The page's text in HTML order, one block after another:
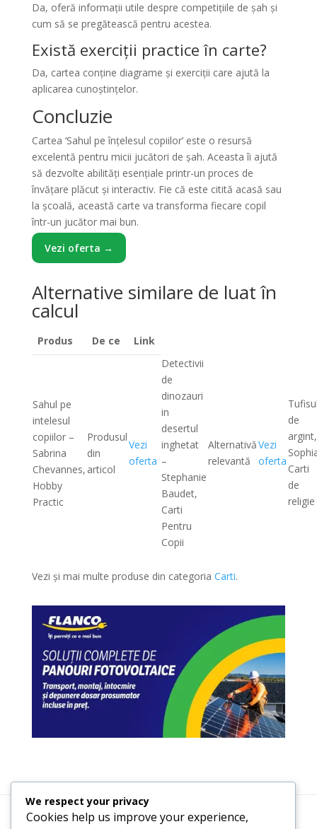
Da, oferă informații utile despre competițiile de șah și
cum să se pregătească pentru acestea.
Există exerciții practice în carte?
Da, cartea conține diagrame și exerciții care ajută la
aplicarea cunoștințelor.
Concluzie
Cartea ‘Sahul pe înțelesul copiilor’ este o resursă
excelentă pentru micii jucători de șah. Aceasta îi ajută
să dezvolte abilități esențiale printr-un proces de
învățare plăcut și interactiv. Fie că este citită acasă sau
la școală, această carte va transforma fiecare copil
într-un jucător mai bun.
Vezi oferta →
Alternative similare de luat în
calcul
Produs De ce Link
Sahul pe
intelesul
copiilor –
Sabrina
Chevannes,
Hobby
Practic
Produsul
din
articol
Vezi
oferta
Detectivii
de
dinozauri
in
desertul
inghetat
–
Stephanie
Baudet,
Carti
Pentru
Copii
Alternativă
relevantă
Vezi
oferta
de
argint,
Carti
de
religie
Vezi și mai multe produse din categoria Carti.
We respect your privacy
Cookies help us improve your experience,